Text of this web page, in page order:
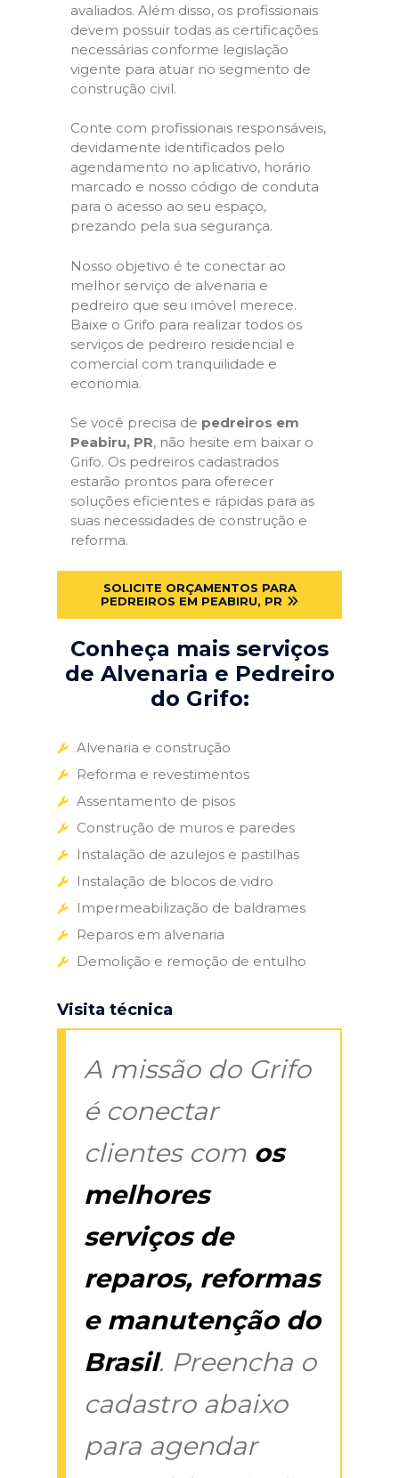
avaliados. Além disso, os profissionais
devem possuir todas as certificações
necessárias conforme legislação
vigente para atuar no segmento de
construção civil.
Conte com profissionais responsáveis,
devidamente identificados pelo
agendamento no aplicativo, horário
marcado e nosso código de conduta
para o acesso ao seu espaço,
prezando pela sua segurança.
Nosso objetivo é te conectar ao
melhor serviço de alvenaria e
pedreiro que seu imóvel merece.
Baixe o Grifo para realizar todos os
serviços de pedreiro residencial e
comercial com tranquilidade e
economia.
Se você precisa de pedreiros em
Peabiru, PR, não hesite em baixar o
Grifo. Os pedreiros cadastrados
estarão prontos para oferecer
soluções eficientes e rápidas para as
suas necessidades de construção e
reforma.
SOLICITE ORÇAMENTOS PARA
PEDREIROS EM PEABIRU, PR
Conheça mais serviços
de Alvenaria e Pedreiro
do Grifo:
Alvenaria e construção
Reforma e revestimentos
Assentamento de pisos
Construção de muros e paredes
Instalação de azulejos e pastilhas
Instalação de blocos de vidro
Impermeabilização de baldrames
Reparos em alvenaria
Demolição e remoção de entulho
Visita técnica
A missão do Grifo
é conectar
clientes com os
melhores
serviços de
reparos, reformas
e manutenção do
Brasil. Preencha o
cadastro abaixo
para agendar